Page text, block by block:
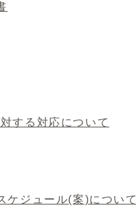
する対応について
ケジュール(案)について